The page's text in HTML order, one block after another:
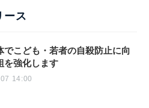
ース
でこども・若者の自殺防止に向
を強化します
14:00